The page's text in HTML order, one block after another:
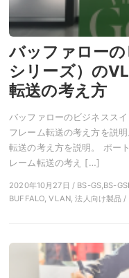
バッファロー
シリーズ）の
転送の考え方
バッファローのビジネスス
フレーム転送の考え方を説
転送の考え方を説明。 ポー
レーム転送の考え […]
2020年10月27日 / BS-GS,BS-
BUFFALO, VLAN, 法人向け製品 /